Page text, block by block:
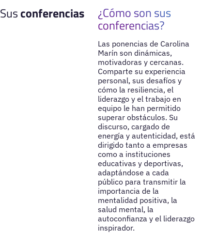
Susconferencias ¿Cómo son sus
conferencias?
Las ponencias de Carolina
Marín son dinámicas,
motivadoras y cercanas.
Comparte su experiencia
personal, sus desafíos y
cómo la resiliencia, el
liderazgo y el trabajo en
equipo le han permitido
superar obstáculos. Su
discurso, cargado de
energía y autenticidad, está
dirigido tanto a empresas
como a instituciones
educativas y deportivas,
adaptándose a cada
público para transmitir la
importancia de la
mentalidad positiva, la
salud mental, la
autoconfianza y el liderazgo
inspirador.